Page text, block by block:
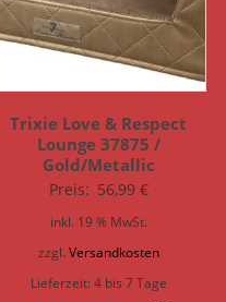
Trixie Love & Respect
Lounge 37875 /
Gold/Metallic
Preis: 56,99 €
inkl. 19 % MwSt.
zzgl. Versandkosten
Lieferzeit:4 bis 7 Tage